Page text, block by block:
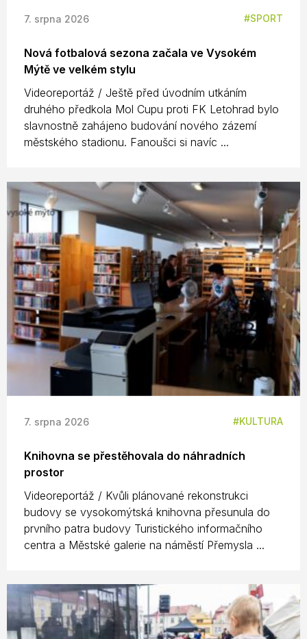
7. srpna 2026 SPORT
Nová fotbalová sezona začala ve Vysokém
Mýtě ve velkém stylu
Videoreportáž / Ještě před úvodním utkáním
druhého předkola Mol Cupu proti FK Letohrad bylo
slavnostně zahájeno budování nového zázemí
městského stadionu. Fanoušci si navíc ...
7. srpna 2026 KULTURA
Knihovna se přestěhovala do náhradních
prostor
Videoreportáž / Kvůli plánované rekonstrukci
budovy se vysokomýtská knihovna přesunula do
prvního patra budovy Turistického informačního
centra a Městské galerie na náměstí Přemysla ...